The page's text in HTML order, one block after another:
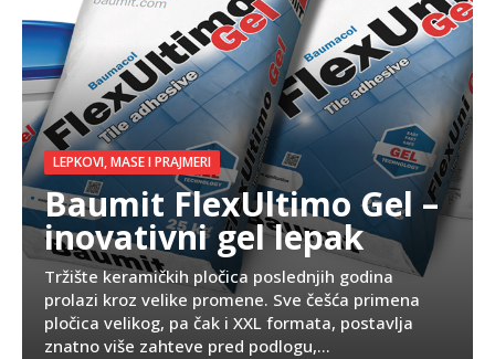
LEPKOVI, MASE I PRAJMERI
Baumit FlexUltimo Gel –
inovativni gel lepak
Tržište keramičkih pločica poslednjih godina
prolazi kroz velike promene. Sve češća primena
pločica velikog, pa čak i XXL formata, postavlja
znatno više zahteve pred podlogu,...